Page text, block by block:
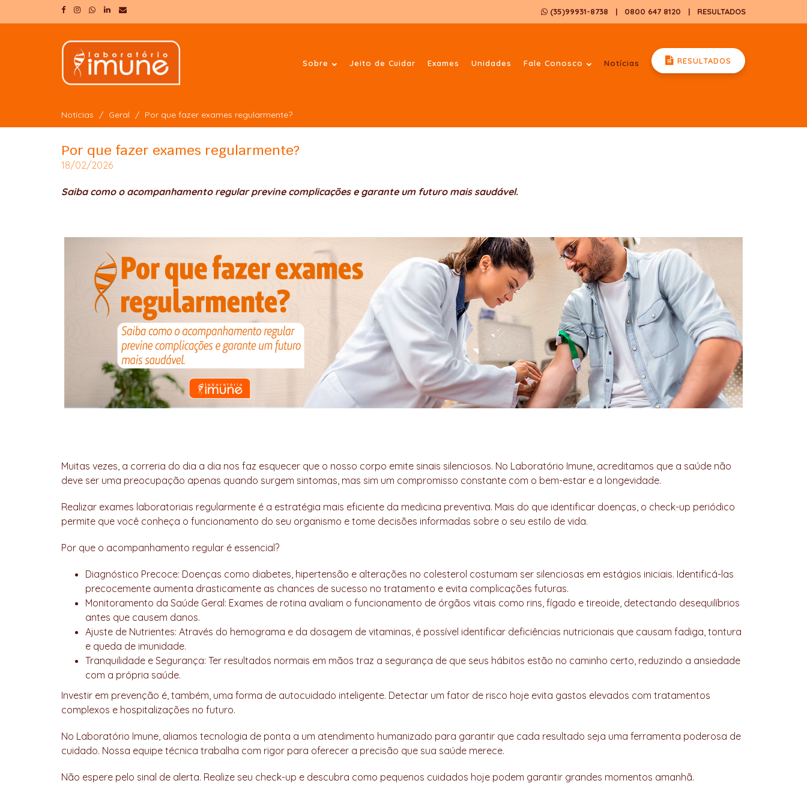
(35)99931-8738 | 0800 647 8120 | RESULTADOS
Sobre Jeito de Cuidar Exames Unidades Fale Conosco Notícias RESULTADOS
Notícias Geral Por que fazer exames regularmente?
Por que fazer exames regularmente?
18/02/2026
Saiba como o acompanhamento regular previne complicações e garante um futuro mais saudável.
Muitas vezes, a correria do dia a dia nos faz esquecer que o nosso corpo emite sinais silenciosos. No Laboratório Imune, acreditamos que a saúde não
deve ser uma preocupação apenas quando surgem sintomas, mas sim um compromisso constante com o bem-estar e a longevidade.
Realizar exames laboratoriais regularmente é a estratégia mais eficiente da medicina preventiva. Mais do que identificar doenças, o check-up periódico
permite que você conheça o funcionamento do seu organismo e tome decisões informadas sobre o seu estilo de vida.
Por que o acompanhamento regular é essencial?
Diagnóstico Precoce: Doenças como diabetes, hipertensão e alterações no colesterol costumam ser silenciosas em estágios iniciais. Identificá-las
precocemente aumenta drasticamente as chances de sucesso no tratamento e evita complicações futuras.
Monitoramento da Saúde Geral: Exames de rotina avaliam o funcionamento de órgãos vitais como rins, fígado e tireoide, detectando desequilíbrios
antes que causem danos.
Ajuste de Nutrientes: Através do hemograma e da dosagem de vitaminas, é possível identificar deficiências nutricionais que causam fadiga, tontura
e queda de imunidade.
Tranquilidade e Segurança: Ter resultados normais em mãos traz a segurança de que seus hábitos estão no caminho certo, reduzindo a ansiedade
com a própria saúde.
Investir em prevenção é, também, uma forma de autocuidado inteligente. Detectar um fator de risco hoje evita gastos elevados com tratamentos
complexos e hospitalizações no futuro.
No Laboratório Imune, aliamos tecnologia de ponta a um atendimento humanizado para garantir que cada resultado seja uma ferramenta poderosa de
cuidado. Nossa equipe técnica trabalha com rigor para oferecer a precisão que sua saúde merece.
Não espere pelo sinal de alerta. Realize seu check-up e descubra como pequenos cuidados hoje podem garantir grandes momentos amanhã.